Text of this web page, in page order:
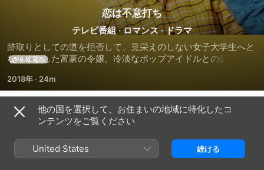
恋は不意打ち
テレビ番組 ·ロマンス ·ドラマ
跡取りとしての道を拒否して、見栄えのしない女子大学生へと
なりすました富豪の令嬢。冷淡なポップアイドルとの偶然の出
さらに見る
2018年 · 24m
シーズン 1
他の国を選択して、お住まいの地域に特化したコ
ンテンツをご覧ください
United States 続ける